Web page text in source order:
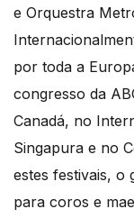
e Orquestra
por toda a
congresso da
Canadá, no
Singapura e no
estes festivais,
para coros e